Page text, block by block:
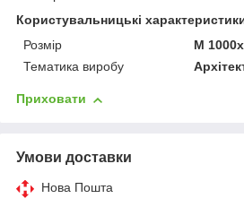
Користувальницькі
Розмір
М
Тематика виробу
Приховати
Умови доставки
Нова Пошта